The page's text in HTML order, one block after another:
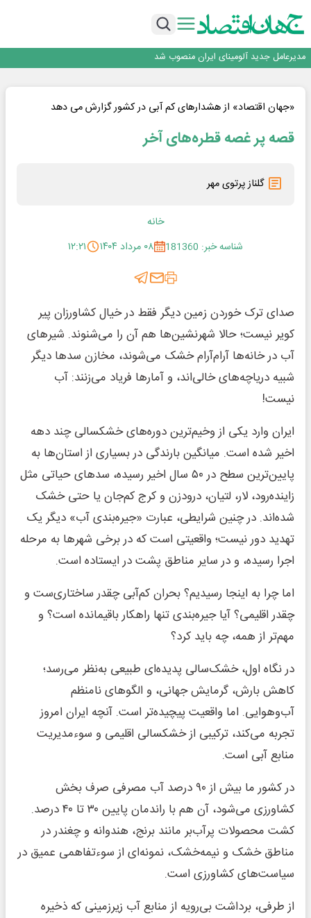
بازگشت فرش ماشینی به اصفهان پس از هفت سال؛ دو نمایشگاه تخصصی در شهر
مدیرعامل جدید آلومینای ایران منصوب شد
رونمایی فولاد غدیر نی ریز از سامانه ی « آقای پولاد»
بازگشت فرش ماشینی به اصفهان پس از هفت سال؛ دو نمایشگاه تخصصی در شهر
«جهان اقتصاد» از هشدارهای کم آبی در کشور گزارش می دهد
قصه پر غصه قطره‌های آخر
گلناز پرتوی مهر
خانه
شناسه خبر: 181360
۰۸ مرداد ۱۴۰۴ ۱۲:۲۱
صدای ترک خوردن زمین دیگر فقط در خیال کشاورزان پیر
کویر نیست؛ حالا شهرنشین‌ها هم آن را می‌شنوند. شیرهای
آب در خانه‌ها آرام‌آرام خشک می‌شوند، مخازن سدها دیگر
شبیه دریاچه‌های خالی‌اند، و آمارها فریاد می‌زنند: آب
نیست!
ایران وارد یکی از وخیم‌ترین دوره‌های خشکسالی چند دهه
اخیر شده است. میانگین بارندگی در بسیاری از استان‌ها به
پایین‌ترین سطح در ۵۰ سال اخیر رسیده، سدهای حیاتی مثل
زاینده‌رود، لار، لتیان، درودزن و کرج کم‌جان یا حتی خشک
شده‌اند. در چنین شرایطی، عبارت «جیره‌بندی آب» دیگر یک
تهدید دور نیست؛ واقعیتی است که در برخی شهرها به مرحله
اجرا رسیده، و در سایر مناطق پشت در ایستاده است.
اما چرا به اینجا رسیدیم؟ بحران کم‌آبی چقدر ساختاری‌ست و
چقدر اقلیمی؟ آیا جیره‌بندی تنها راهکار باقیمانده است؟ و
مهم‌تر از همه، چه باید کرد؟
در نگاه اول، خشک‌سالی پدیده‌ای طبیعی به‌نظر می‌رسد؛
کاهش بارش، گرمایش جهانی، و الگوهای نامنظم
آب‌وهوایی. اما واقعیت پیچیده‌تر است. آنچه ایران امروز
تجربه می‌کند، ترکیبی از خشکسالی اقلیمی و سوءمدیریت
منابع آبی است.
در کشور ما بیش از ۹۰ درصد آب مصرفی صرف بخش
کشاورزی می‌شود، آن هم با راندمان پایین ۳۰ تا ۴۰ درصد.
کشت محصولات پرآب‌بر مانند برنج، هندوانه و چغندر در
مناطق خشک و نیمه‌خشک، نمونه‌ای از سوءتفاهمی عمیق در
سیاست‌های کشاورزی است.
از طرفی، برداشت بی‌رویه از منابع آب زیرزمینی که ذخیره